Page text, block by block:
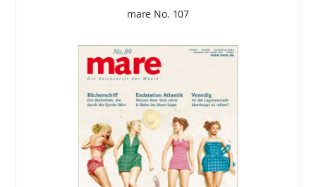
mare No. 107